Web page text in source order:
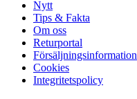
Nytt
Tips & Fakta
Om oss
Returportal
Försäljningsinformation
Cookies
Integritetspolicy